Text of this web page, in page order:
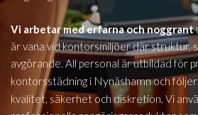
Vi arbetar med erfarna och noggrant
är vana vid kontorsmiljöer där struktur,
avgörande. All personal är utbildad för
kontorsstädning i Nynäshamnoch
kvalitet, säkerhet och diskretion. Vi